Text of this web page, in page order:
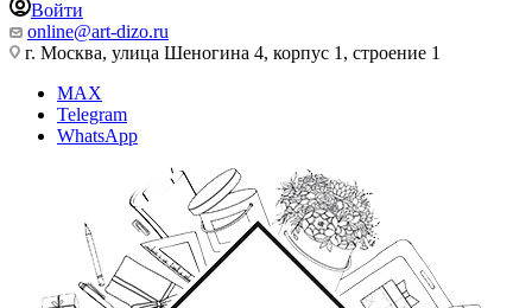
Войти
online@art-dizo.ru
г. Москва, улица Шеногина 4, корпус 1, строение 1
MAX
Telegram
WhatsApp